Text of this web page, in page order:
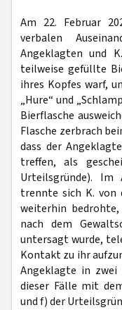
Am 22. Februar
verbalen
Angeklagten und
teilweise gefüllte
ihres Kopfes warf,
„Hure“ und
Bierflasche
Flasche zerbrach
dass der
treffen, als
Urteilsgründe). Im
trennte sich K. von
weiterhin
nach dem
untersagt wurde,
Kontakt zu ihr
Angeklagte in
dieser Fälle mit
und f) der